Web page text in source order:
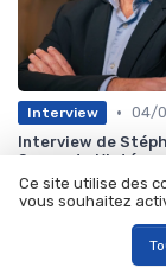
Interview • 04/
Interview de
Seguret :
technologies
finance - Défis et
Ce site utilise des
vous souhaitez